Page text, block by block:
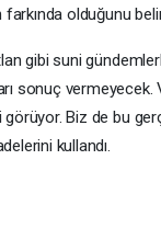
farkında olduğunu
gibi suni
sonuç vermeyecek.
Biz de bu
kullandı.